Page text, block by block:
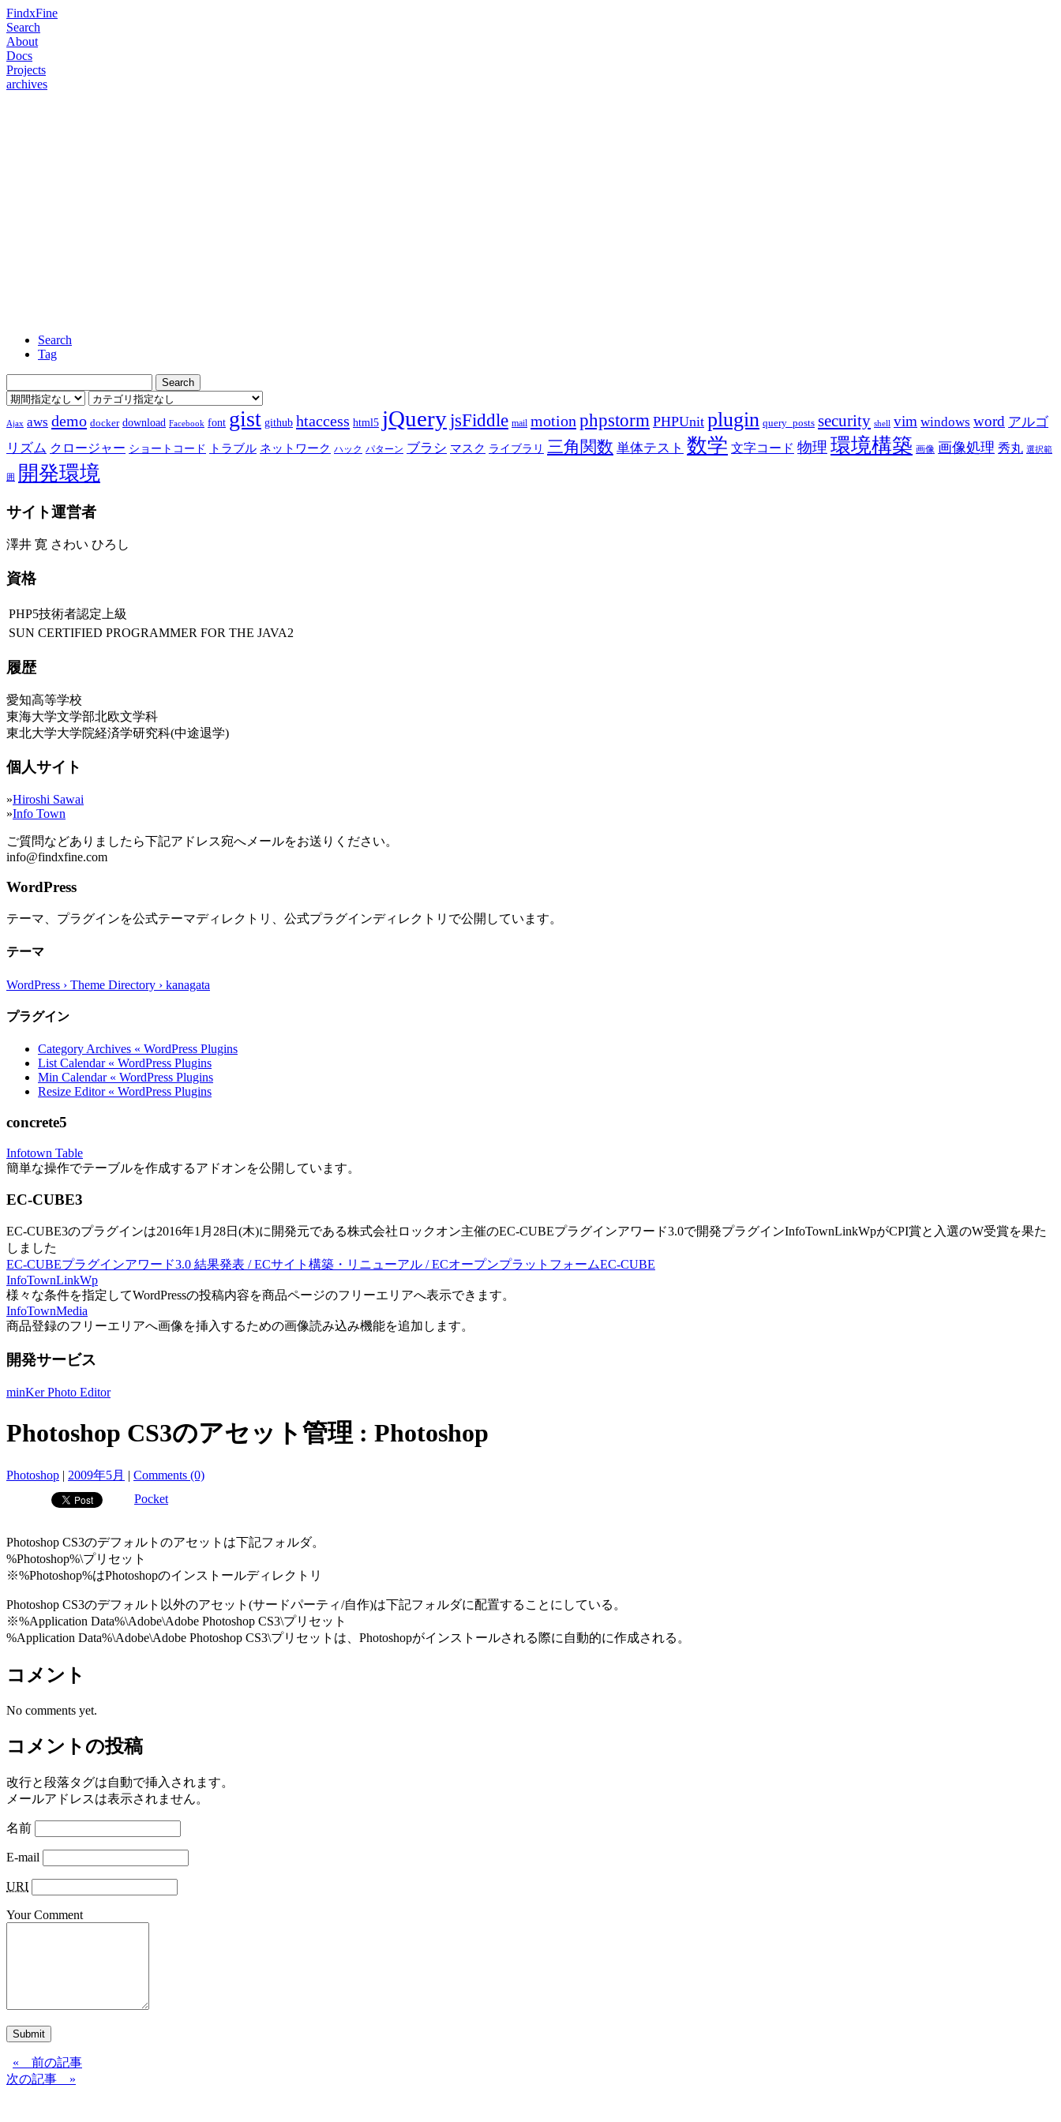
FindxFine
Search
About
Docs
Projects
archives
Search
Tag
Ajax aws demo docker download Facebook font gist github htaccess html5 jQuery jsFiddle mail motion phpstorm PHPUnit plugin query_posts security shell vim windows word アルゴ
リズム クロージャー ショートコード トラブル ネットワーク ハック パターン ブラシ マスク ライブラリ 三角関数 単体テスト 数学 文字コード 物理 環境構築 画像 画像処理 秀丸 選択範
囲 開発環境
サイト運営者
澤井 寛 さわい ひろし
資格
PHP5技術者認定上級
SUN CERTIFIED PROGRAMMER FOR THE JAVA2
履歴
愛知高等学校
東海大学文学部北欧文学科
東北大学大学院経済学研究科(中途退学)
個人サイト
»Hiroshi Sawai
»Info Town
ご質問などありましたら下記アドレス宛へメールをお送りください。
info@findxfine.com
WordPress
テーマ、プラグインを公式テーマディレクトリ、公式プラグインディレクトリで公開しています。
テーマ
WordPress › Theme Directory › kanagata
プラグイン
Category Archives « WordPress Plugins
List Calendar « WordPress Plugins
Min Calendar « WordPress Plugins
Resize Editor « WordPress Plugins
concrete5
Infotown Table
簡単な操作でテーブルを作成するアドオンを公開しています。
EC-CUBE3
EC-CUBE3のプラグインは2016年1月28日(木)に開発元である株式会社ロックオン主催のEC-CUBEプラグインアワード3.0で開発プラグインInfoTownLinkWpがCPI賞と入選のW受賞を果た
しました
EC-CUBEプラグインアワード3.0 結果発表 / ECサイト構築・リニューアル / ECオープンプラットフォームEC-CUBE
InfoTownLinkWp
様々な条件を指定してWordPressの投稿内容を商品ページのフリーエリアへ表示できます。
InfoTownMedia
商品登録のフリーエリアへ画像を挿入するための画像読み込み機能を追加します。
開発サービス
minKer Photo Editor
Photoshop CS3のアセット管理 : Photoshop
Photoshop | 2009年5月 | Comments (0)
Pocket
Photoshop CS3のデフォルトのアセットは下記フォルダ。
%Photoshop%\プリセット
※%Photoshop%はPhotoshopのインストールディレクトリ
Photoshop CS3のデフォルト以外のアセット(サードパーティ/自作)は下記フォルダに配置することにしている。
※%Application Data%\Adobe\Adobe Photoshop CS3\プリセット
%Application Data%\Adobe\Adobe Photoshop CS3\プリセットは、Photoshopがインストールされる際に自動的に作成される。
コメント
No comments yet.
コメントの投稿
改行と段落タグは自動で挿入されます。
メールアドレスは表示されません。
名前
E-mail
URI
Your Comment
Submit
« 前の記事
次の記事 »